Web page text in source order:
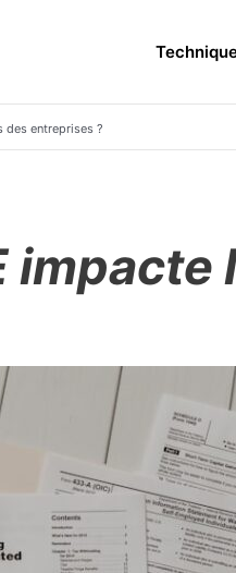
des entreprises ?